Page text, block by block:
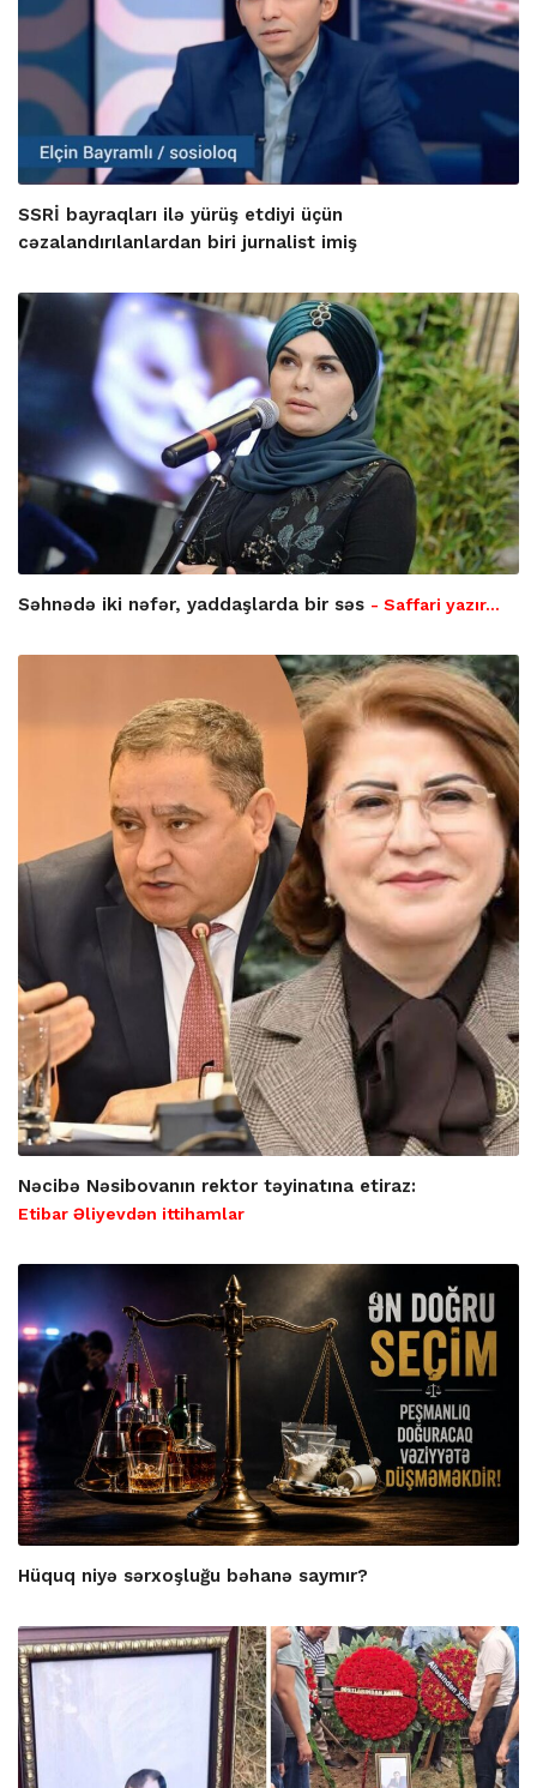
SSRİ bayraqları ilə yürüş etdiyi üçün
cəzalandırılanlardan biri jurnalist imiş
Səhnədə iki nəfər, yaddaşlarda bir səs - Saffari yazır…
Nəcibə Nəsibovanın rektor təyinatına etiraz:
Etibar Əliyevdən ittihamlar
Hüquq niyə sərxoşluğu bəhanə saymır?